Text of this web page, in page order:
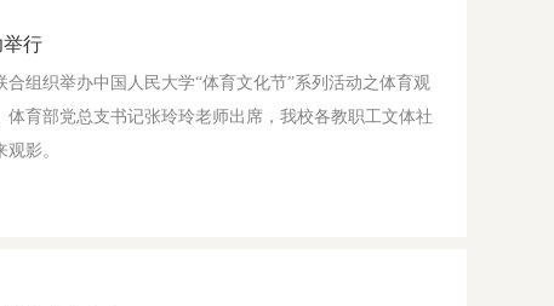
举行
合组织举办中国人民大学“体育文化节”系列活动之体育观
育部党总支书记张玲玲老师出席，我校各教职工文体社
影。